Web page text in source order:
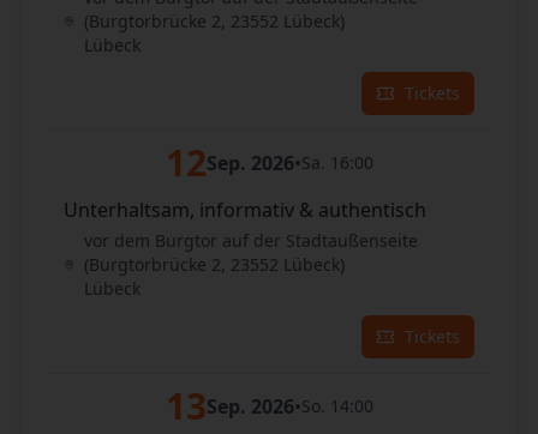
(Burgtorbrücke 2, 23552 Lübeck)
Lübeck
Tickets
12Sep. 2026•Sa. 16:00
Unterhaltsam, informativ & authentisch
vor dem Burgtor auf der Stadtaußenseite
(Burgtorbrücke 2, 23552 Lübeck)
Lübeck
Tickets
13Sep. 2026•So. 14:00